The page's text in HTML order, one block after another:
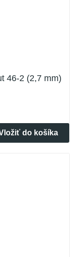
46-2 (2,7 mm)
do košíka